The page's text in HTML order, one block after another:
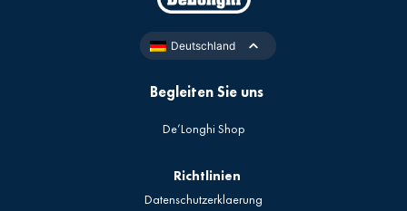
Deutschland
Begleiten Sie uns
De’Longhi Shop
Richtlinien
Datenschutzerklaerung